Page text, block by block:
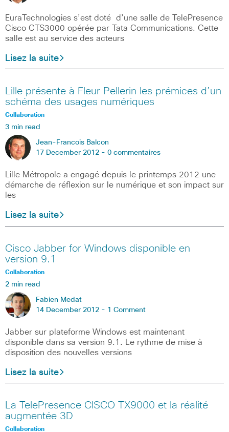
EuraTechnologies s’est doté d’une salle de TelePresence
Cisco CTS3000 opérée par Tata Communications. Cette
salle est au service des acteurs
Lisez la suite
Lille présente à Fleur Pellerin les prémices d’un
schéma des usages numériques
Collaboration
3 min read
Jean-Francois Balcon
17 December 2012 - 0 commentaires
Lille Métropole a engagé depuis le printemps 2012 une
démarche de réflexion sur le numérique et son impact sur
les
Lisez la suite
Cisco Jabber for Windows disponible en
version 9.1
Collaboration
2 min read
Fabien Medat
14 December 2012 - 1 Comment
Jabber sur plateforme Windows est maintenant
disponible dans sa version 9.1. Le rythme de mise à
disposition des nouvelles versions
Lisez la suite
La TelePresence CISCO TX9000 et la réalité
augmentée 3D
Collaboration